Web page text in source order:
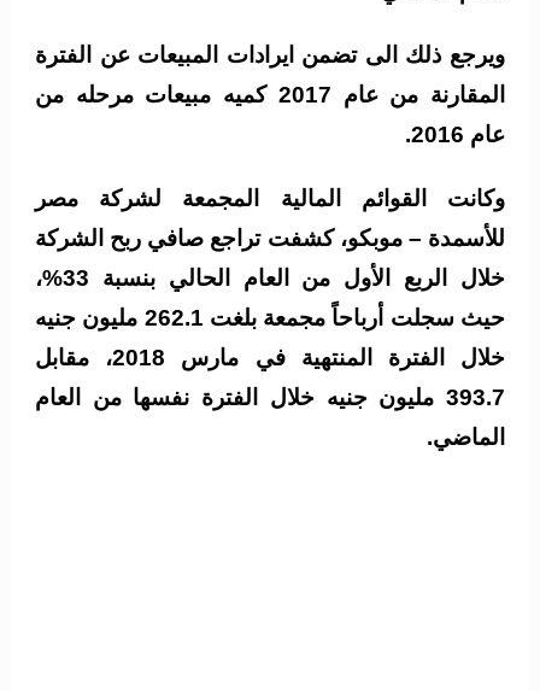
ويرجع ذلك الى تضمن ايرادات المبيعات عن الفترة
المقارنة من عام 2017 كميه مبيعات مرحله من
عام 2016.
وكانت القوائم المالية المجمعة لشركة مصر
للأسمدة – موبكو، كشفت تراجع صافي ربح الشركة
خلال الربع الأول من العام الحالي بنسبة 33%،
حيث سجلت أرباحاً مجمعة بلغت 262.1 مليون جنيه
خلال الفترة المنتهية في مارس 2018، مقابل
393.7 مليون جنيه خلال الفترة نفسها من العام
الماضي.